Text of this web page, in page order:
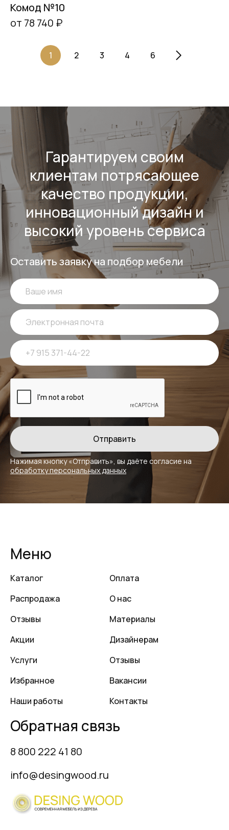
Комод №10
от 78 740 ₽
1 2 3 4 6
Гарантируем своим
клиентам потрясающее
качество продукции,
инновационный дизайн и
высокий уровень сервиса
Оставить заявку на подбор мебели
Нажимая кнопку «Отправить», вы даёте согласие на
обработку персональных данных
Меню
Каталог
Распродажа
Отзывы
Акции
Услуги
Избранное
Наши работы
Оплата
О нас
Материалы
Дизайнерам
Отзывы
Вакансии
Контакты
Обратная связь
8 800 222 41 80
info@desingwood.ru